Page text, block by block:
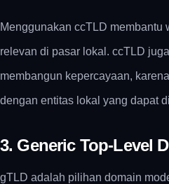
Menggunakan ccTLD membantu
relevan di pasar lokal. ccTLD
membangun kepercayaan,
dengan entitas lokal yang dapat
3. Generic Top-Level
gTLD adalah pilihan domain